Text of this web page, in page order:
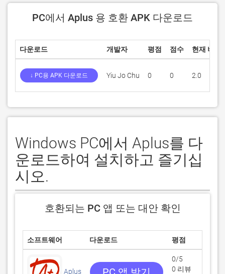
PC에서 Aplus 용 호환 APK 다운로드
다운로드 개발자 평점 점수 현재 버전
↓ PC용 APK 다운로드 Yiu Jo Chu 0 0 2.0
Windows PC에서 Aplus를 다
운로드하여 설치하고 즐기십
시오.
호환되는 PC 앱 또는 대안 확인
소프트웨어 다운로드 평점
Aplus
0/5
0 리뷰